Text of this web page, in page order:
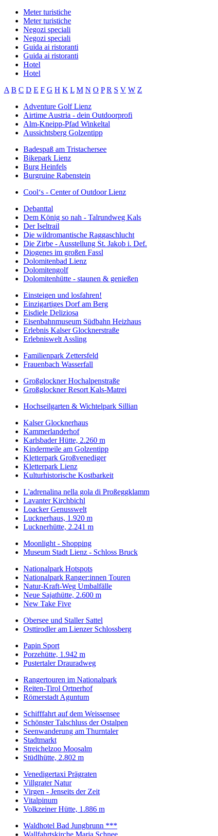
Meter turistiche
Meter turistiche
Negozi speciali
Negozi speciali
Guida ai ristoranti
Guida ai ristoranti
Hotel
Hotel
A B C D E F G H K L M N O P R S V W Z
Adventure Golf Lienz
Airtime Austria - dein Outdoorprofi
Alm-Kneipp-Pfad Winkeltal
Aussichtsberg Golzentipp
Badespaß am Tristachersee
Bikepark Lienz
Burg Heinfels
Burgruine Rabenstein
Cool‘s - Center of Outdoor Lienz
Debanttal
Dem König so nah - Talrundweg Kals
Der Iseltrail
Die wildromantische Raggaschlucht
Die Zirbe - Ausstellung St. Jakob i. Def.
Diogenes im großen Fassl
Dolomitenbad Lienz
Dolomitengolf
Dolomitenhütte - staunen & genießen
Einsteigen und losfahren!
Einzigartiges Dorf am Berg
Eisdiele Deliziosa
Eisenbahnmuseum Südbahn Heizhaus
Erlebnis Kalser Glocknerstraße
Erlebniswelt Assling
Familienpark Zettersfeld
Frauenbach Wasserfall
Großglockner Hochalpenstraße
Großglockner Resort Kals-Matrei
Hochseilgarten & Wichtelpark Sillian
Kalser Glocknerhaus
Kammerlanderhof
Karlsbader Hütte, 2.260 m
Kindermeile am Golzentipp
Kletterpark Großvenediger
Kletterpark Lienz
Kulturhistorische Kostbarkeit
L'adrenalina nella gola di Proßeggklamm
Lavanter Kirchbichl
Loacker Genusswelt
Lucknerhaus, 1.920 m
Lucknerhütte, 2.241 m
Moonlight - Shopping
Museum Stadt Lienz - Schloss Bruck
Nationalpark Hotspots
Nationalpark Ranger:innen Touren
Natur-Kraft-Weg Umbalfälle
Neue Sajathütte, 2.600 m
New Take Five
Obersee und Staller Sattel
Osttirodler am Lienzer Schlossberg
Papin Sport
Porzehütte, 1.942 m
Pustertaler Drauradweg
Rangertouren im Nationalpark
Reiten-Tirol Ortnerhof
Römerstadt Aguntum
Schifffahrt auf dem Weissensee
Schönster Talschluss der Ostalpen
Seenwanderung am Thurntaler
Stadtmarkt
Streichelzoo Moosalm
Stüdlhütte, 2.802 m
Venedigertaxi Prägraten
Villgrater Natur
Virgen - Jenseits der Zeit
Vitalpinum
Volkzeiner Hütte, 1.886 m
Waldhotel Bad Jungbrunn ***
Wallfahrtskirche Maria Schnee